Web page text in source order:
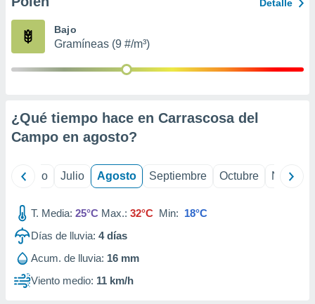
publicidad
1199
Detalle
Bajo
Gramíneas (9 #/m³)
¿Qué tiempo hace en Carrascosa del
Campo en agosto?
Junio Julio Agosto Septiembre Octubre
T. Media: 25°C Max.: 32°C Min: 18°C
Días de lluvia: 4días
Acum. de lluvia: 16 mm
Viento medio: 11 km/h